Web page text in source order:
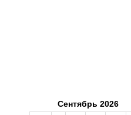
Сентябрь 2026